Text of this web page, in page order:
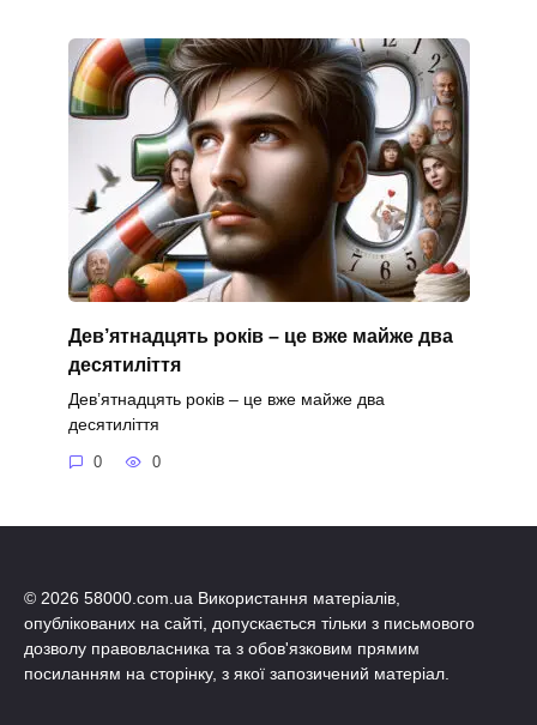
Дев’ятнадцять років – це вже майже два
десятиліття
Дев’ятнадцять років – це вже майже два
десятиліття
0 0
© 2026 58000.com.ua Використання матеріалів,
опублікованих на сайті, допускається тільки з письмового
дозволу правовласника та з обов'язковим прямим
посиланням на сторінку, з якої запозичений матеріал.